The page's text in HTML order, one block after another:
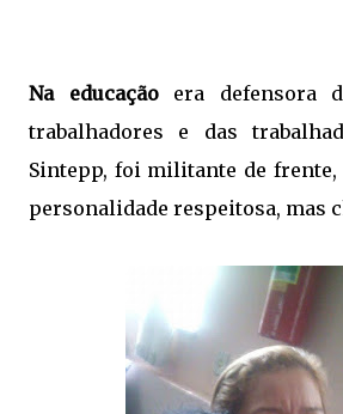
Na educaçãoera defensora
trabalhadores e das
Sintepp, foi militante de frente,
personalidade respeitosa, mas